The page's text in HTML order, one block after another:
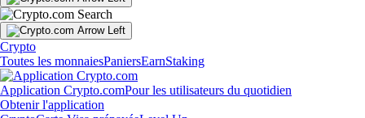
Crypto
Toutes les monnaiesPaniersEarnStaking
Application Crypto.comPour les utilisateurs du quotidien
Obtenir l'application